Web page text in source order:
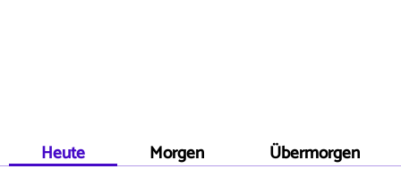
Heute Morgen Übermorgen